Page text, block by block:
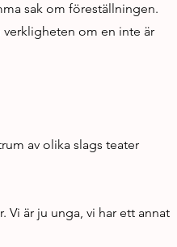
sak om föreställningen.
om en inte är
av olika slags teater
Vi är ju unga, vi har ett annat